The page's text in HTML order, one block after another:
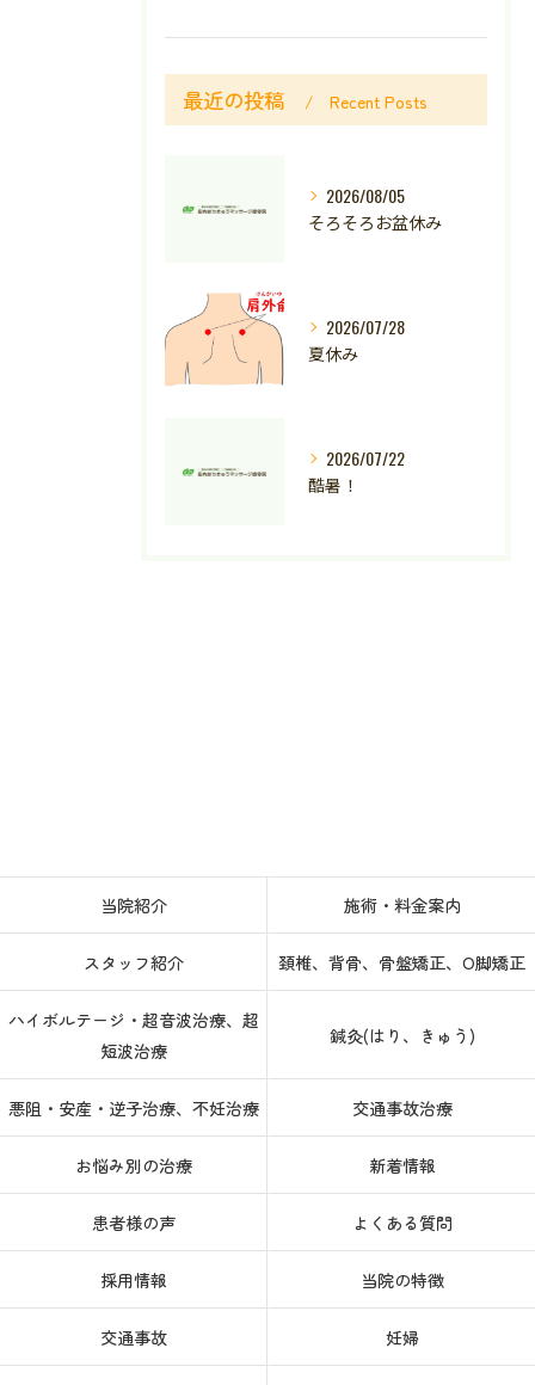
最近の投稿 Recent Posts
2026/08/05
そろそろお盆休み
2026/07/28
夏休み
2026/07/22
酷暑！
当院紹介 施術・料金案内
スタッフ紹介 頚椎、背骨、骨盤矯正、O脚矯正
ハイボルテージ・超音波治療、超
短波治療
鍼灸(はり、きゅう)
悪阻・安産・逆子治療、不妊治療 交通事故治療
お悩み別の治療 新着情報
患者様の声 よくある質問
採用情報 当院の特徴
交通事故 妊婦